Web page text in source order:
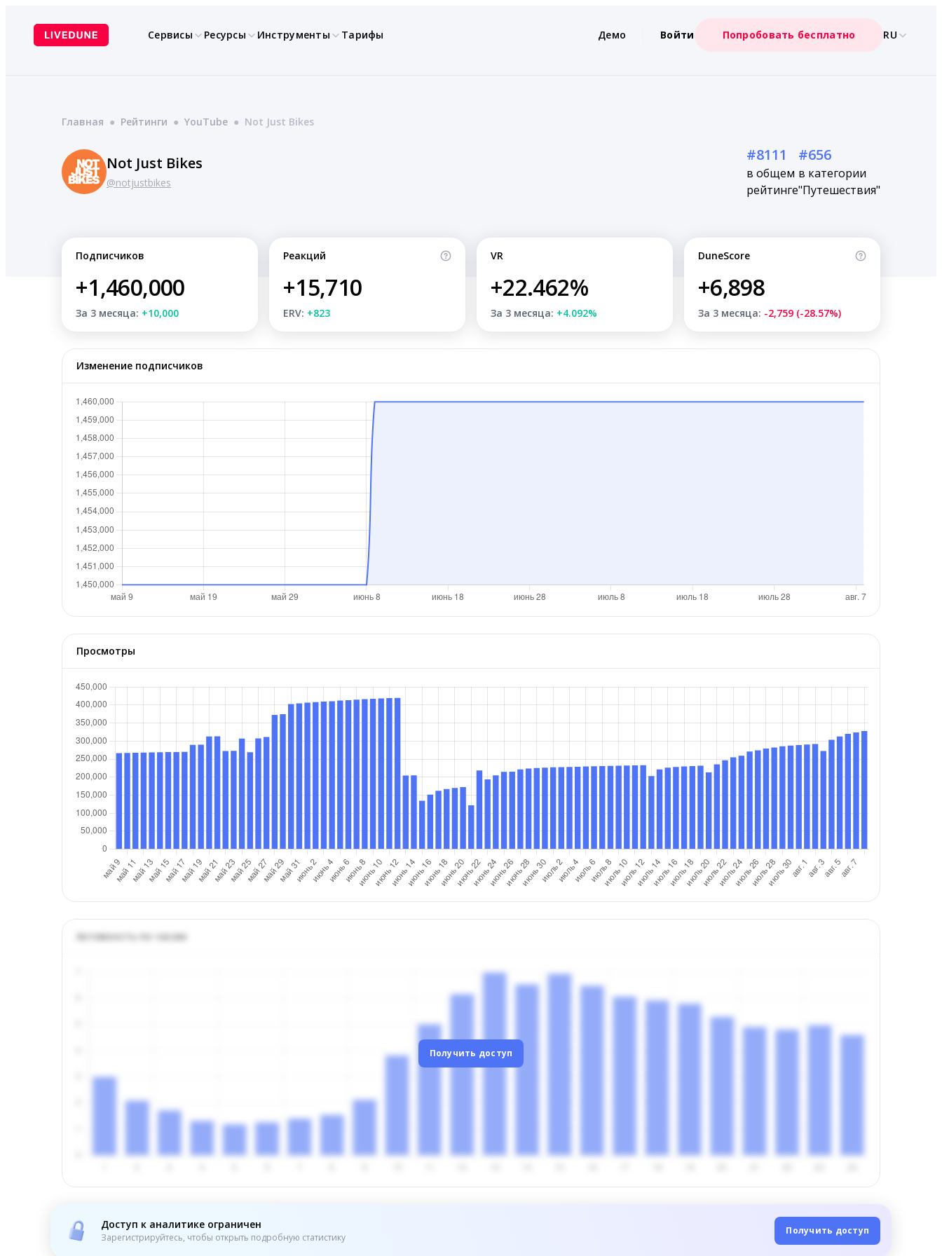
содержимому
Сервисы Ресурсы Инструменты Тарифы Демо Войти Попробовать бесплатно RU
Главная ● Рейтинги ● YouTube ● Not Just Bikes
Not Just Bikes
@notjustbikes
#8111
в общем
рейтинге
#656
в категории
"Путешествия"
Подписчиков
+1,460,000
За 3 месяца: +10,000
Реакций
+15,710
ERV: +823
VR
+22.462%
За 3 месяца: +4.092%
DuneScore
+6,898
За 3 месяца: -2,759 (-28.57%)
Изменение подписчиков
Просмотры
Активность по часам
Получить доступ
Доступ к аналитике ограничен
Зарегистрируйтесь, чтобы открыть подробную статистику
Получить доступ